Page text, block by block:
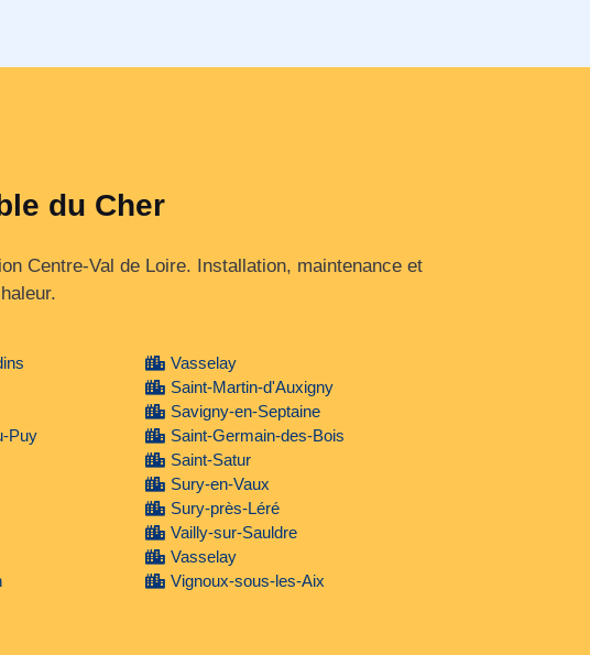
du Cher
Centre‑Val de Loire. Installation, maintenance et
Puy
Vasselay
Saint-Martin-d'Auxigny
Savigny-en-Septaine
Saint-Germain-des-Bois
Saint-Satur
Sury-en-Vaux
Sury-près-Léré
Vailly-sur-Sauldre
Vasselay
Vignoux-sous-les-Aix